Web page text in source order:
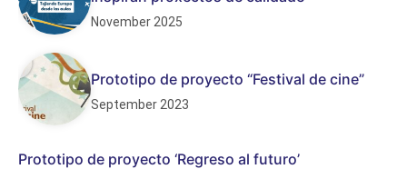
November 2025
Prototipo de proyecto “Festival de cine”
September 2023
Prototipo de proyecto ‘Regreso al futuro’